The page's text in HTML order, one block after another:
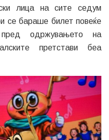
лица на сите седум
се бараше билет повеќе
пред одржувањето на
претстави беа